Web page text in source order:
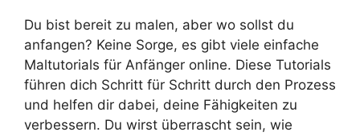
Du bist bereit zu malen, aber wo sollst du
anfangen? Keine Sorge, es gibt viele einfache
Maltutorials für Anfänger online. Diese Tutorials
führen dich Schritt für Schritt durch den Prozess
und helfen dir dabei, deine Fähigkeiten zu
verbessern. Du wirst überrascht sein, wie